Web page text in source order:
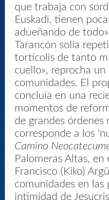
que trabaja con
Euskadi, tienen
adueñando de
Tarancón solía
tortícolis de tanto
cuello», reprocha
comunidades. El
concluía en una
momentos de
de grandes órdenes
corresponde a los
Camino
Palomeras Altas,
Francisco (Kiko)
comunidades en las
intimidad de